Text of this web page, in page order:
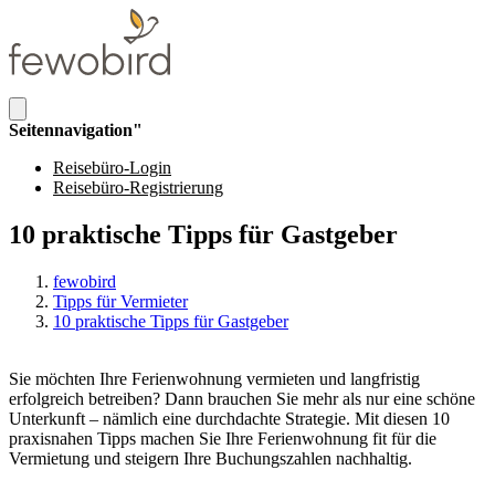
Seitennavigation"
Reisebüro-Login
Reisebüro-Registrierung
10 praktische Tipps für Gastgeber
fewobird
Tipps für Vermieter
10 praktische Tipps für Gastgeber
Sie möchten Ihre Ferienwohnung vermieten und langfristig
erfolgreich betreiben? Dann brauchen Sie mehr als nur eine schöne
Unterkunft – nämlich eine durchdachte Strategie. Mit diesen 10
praxisnahen Tipps machen Sie Ihre Ferienwohnung fit für die
Vermietung und steigern Ihre Buchungszahlen nachhaltig.